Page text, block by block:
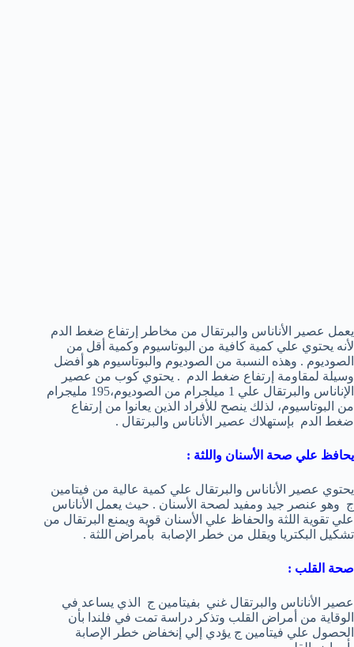
يعمل عصير الأناناس والبرتقال من مخاطر إرتفاع ضغط الدم
لأنه يحتوي علي كمية كافية من البوتاسيوم وكمية أقل من
الصوديوم . وهذه النسبة من الصوديوم والبوتاسيوم هو أفضل
وسيلة لمقاومة إرتفاع ضغط الدم . يحتوي كوب من عصير
الإناناس والبرتقال علي 1 ميلجرام من الصوديوم،195 مليجرام
من البوتاسيوم، لذلك ينصح للأفراد الذين يعانوا من إرتفاع
ضغط الدم بإستهلاك عصير الأناناس والبرتقال .
يحافظ علي صحة الأسنان واللثة :
يحتوي عصير الأناناس والبرتقال علي كمية عالية من فيتامين
ج وهو عنصر جيد ومفيد لصحة الأسنان . حيث يعمل الأناناس
علي تقوية اللثة والحفاظ علي الأسنان قوية ويمنع البرتقال من
تشكيل البكتريا ويقلل من خطر الإصابة بأمراض اللثة .
صحة القلب :
عصير الأناناس والبرتقال غني بفيتامين ج الذي يساعد في
الوقاية من أمراض القلب وتذكر دراسة تمت في فلندا بأن
الحصول علي فيتامين ج يؤدي إلي إنخفاض خطر الإصابة